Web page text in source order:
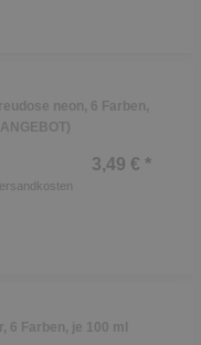
neon, 6 Farben,
3,49 € *
6 Farben, je 100 ml